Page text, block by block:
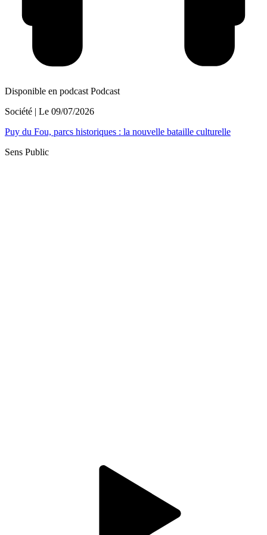
Disponible en podcast Podcast
Société | Le 09/07/2026
Puy du Fou, parcs historiques : la nouvelle bataille culturelle
Sens Public